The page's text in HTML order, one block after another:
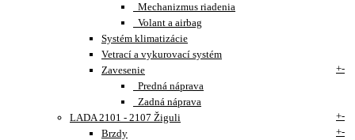
Mechanizmus riadenia
Volant a airbag
Systém klimatizácie
Vetrací a vykurovací systém
Zavesenie
+-
Predná náprava
Zadná náprava
LADA 2101 - 2107 Žiguli
+-
Brzdy
+-